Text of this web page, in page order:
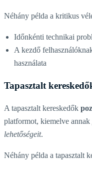
Néhány példa a kritikus
Időnkénti technikai
A kezdő
használata
Tapasztalt
A tapasztalt kereskedők
platformot, kiemelve annak
lehetőségeit.
Néhány példa a tapasztalt